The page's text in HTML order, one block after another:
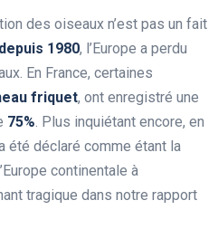
des oiseaux n’est pas un fait
depuis 1980, l’Europe a perdu
En France, certaines
eau friquet, ont enregistré une
75%. Plus inquiétant encore, en
été déclaré comme étant la
continentale à
tragique dans notre rapport